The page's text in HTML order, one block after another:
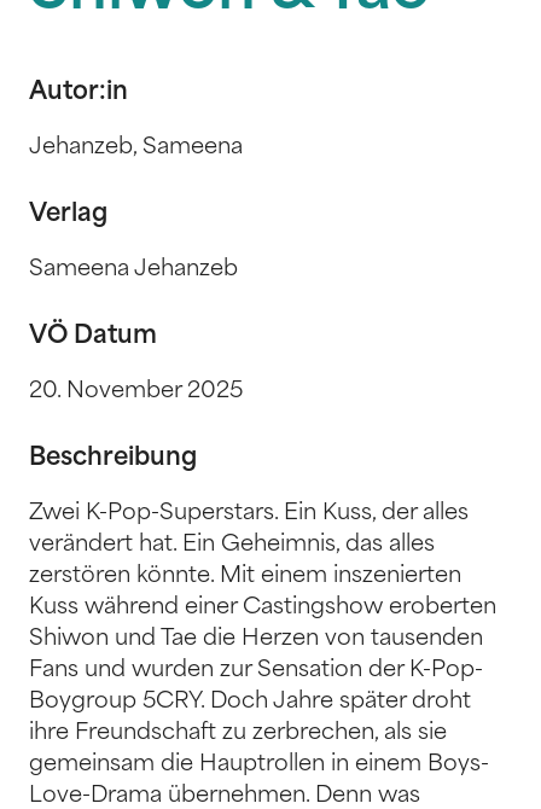
Autor:in
Jehanzeb, Sameena
Verlag
Sameena Jehanzeb
VÖ Datum
20. November 2025
Beschreibung
Zwei K-Pop-Superstars. Ein Kuss, der alles
verändert hat. Ein Geheimnis, das alles
zerstören könnte. Mit einem inszenierten
Kuss während einer Castingshow eroberten
Shiwon und Tae die Herzen von tausenden
Fans und wurden zur Sensation der K-Pop-
Boygroup 5CRY. Doch Jahre später droht
ihre Freundschaft zu zerbrechen, als sie
gemeinsam die Hauptrollen in einem Boys-
Love-Drama übernehmen. Denn was